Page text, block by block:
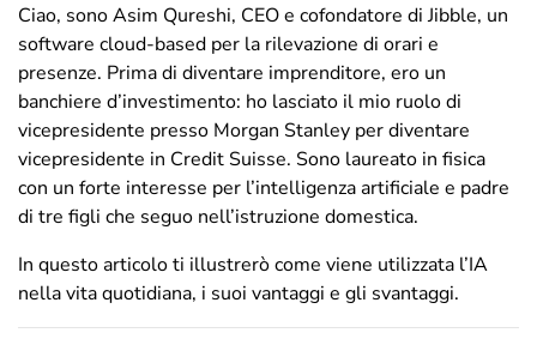
Ciao, sono Asim Qureshi, CEO e cofondatore di Jibble, un
software cloud-based per la rilevazione di orari e
presenze. Prima di diventare imprenditore, ero un
banchiere d’investimento: ho lasciato il mio ruolo di
vicepresidente presso Morgan Stanley per diventare
vicepresidente in Credit Suisse. Sono laureato in fisica
con un forte interesse per l’intelligenza artificiale e padre
di tre figli che seguo nell’istruzione domestica.
In questo articolo ti illustrerò come viene utilizzata l’IA
nella vita quotidiana, i suoi vantaggi e gli svantaggi.